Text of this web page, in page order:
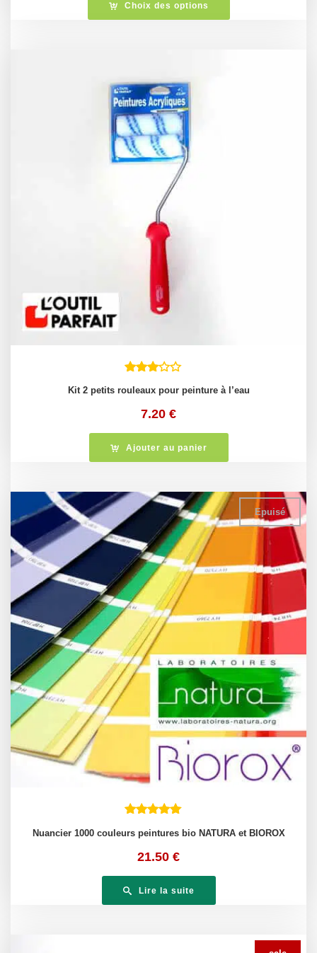
Choix des options
Kit 2 petits rouleaux pour peinture à l’eau
7.20 €
Ajouter au panier
Nuancier 1000 couleurs peintures bio NATURA et BIOROX
Epuisé
21.50 €
Lire la suite